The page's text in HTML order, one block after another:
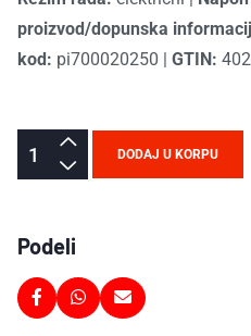
proizvod/dopunska
kod: pi700020250 GTIN:
DODAJ U KORPU
Podeli